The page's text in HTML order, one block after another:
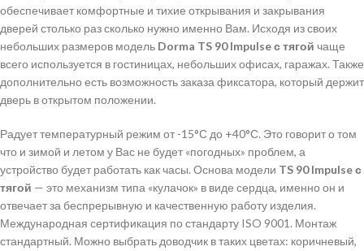
обеспечивает комфортные и тихие открывания и закрывания
дверей столько раз сколько нужно именно Вам. Исходя из своих
небольших размеров модель Dorma TS 90 Impulse с тягой чаще
всего используется в гостиницах, небольших офисах, гаражах. Также
дополнительно есть возможность заказа фиксатора, который держит
дверь в открытом положении.
Радует температурный режим от -15°С до +40°С. Это говорит о том
что и зимой и летом у Вас не будет «погодных» проблем, а
устройство будет работать как часы. Основа модели TS 90 Impulse с
тягой — это механизм типа «кулачок» в виде сердца, именно он и
отвечает за беспрерывную и качественную работу изделия.
Международная сертификация по стандарту ISO 9001. Монтаж
стандартный. Можно выбрать доводчик в таких цветах: коричневый,